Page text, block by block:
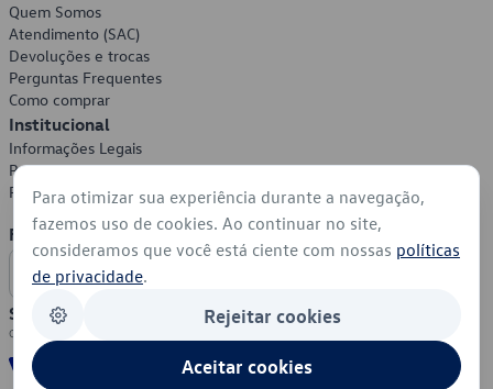
Quem Somos
Atendimento (SAC)
Devoluções e trocas
Perguntas Frequentes
Como comprar
Institucional
Informações Legais
Política de Privacidade
Política de Cookies
Formas de Pagamento
Segurança
Para otimizar sua experiência durante a navegação,
fazemos uso de cookies. Ao continuar no site,
consideramos que você está ciente com nossas políticas
de privacidade.
Rejeitar cookies
Aceitar cookies